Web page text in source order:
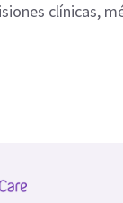
clínicas,